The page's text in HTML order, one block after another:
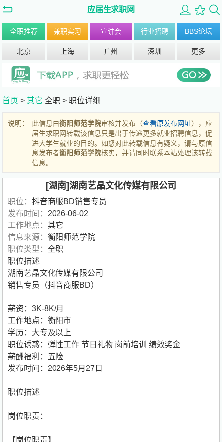
应届生求职网
全职推荐 兼职实习 宣讲会 行业招聘 BBS论坛
北京 上海 广州 深圳 更多
首页 > 其它 全职 > 职位详细
说明： 此信息由衡阳师范学院审核并发布（查看原发布网址），应
届生求职网转载该信息只是出于传递更多就业招聘信息，促
进大学生就业的目的。如您对此转载信息有疑义，请与原信
息发布者衡阳师范学院核实，并请同时联系本站处理该转载
信息。
[湖南]湖南艺晶文化传媒有限公司
职位： 抖音商服BD销售专员
发布时间： 2026-06-02
工作地点： 其它
信息来源： 衡阳师范学院
职位类型： 全职
职位描述
湖南艺晶文化传媒有限公司
销售专员（抖音商服BD）
薪资：3K-8K/月
工作地点：衡阳市
学历：大专及以上
职位诱惑：弹性工作 节日礼物 岗前培训 绩效奖金
薪酬福利：五险
发布时间：2026年5月27日
职位描述
岗位职责：
【岗位职责】